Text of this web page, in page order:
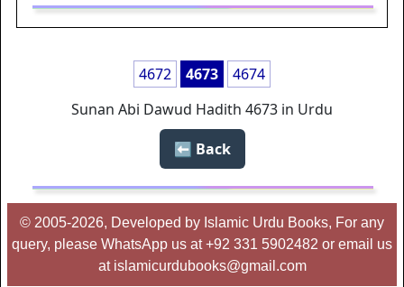
4672 4673
4674
Sunan Abi Dawud Hadith 4673 in Urdu
Back ⬅️
© 2005-2026, Developed by Islamic Urdu Books, For any
query, please WhatsApp us at +92 331 5902482 or email us
at islamicurdubooks@gmail.com